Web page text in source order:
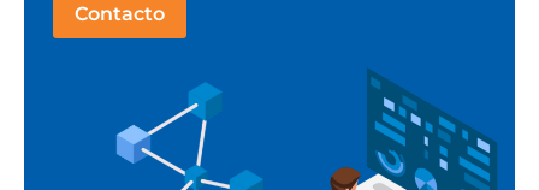
Contacto